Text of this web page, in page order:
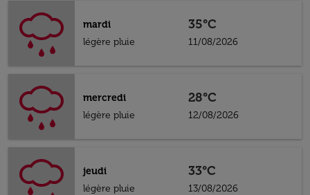
mardi
légère pluie
35°C
11/08/2026
mercredi
légère pluie
28°C
12/08/2026
jeudi
légère pluie
33°C
13/08/2026